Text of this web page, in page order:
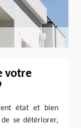
votre
état et bien
se détériorer,